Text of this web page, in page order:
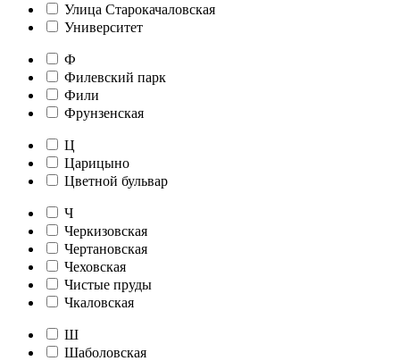
Улица Старокачаловская
Университет
Ф
Филевский парк
Фили
Фрунзенская
Ц
Царицыно
Цветной бульвар
Ч
Черкизовская
Чертановская
Чеховская
Чистые пруды
Чкаловская
Ш
Шаболовская